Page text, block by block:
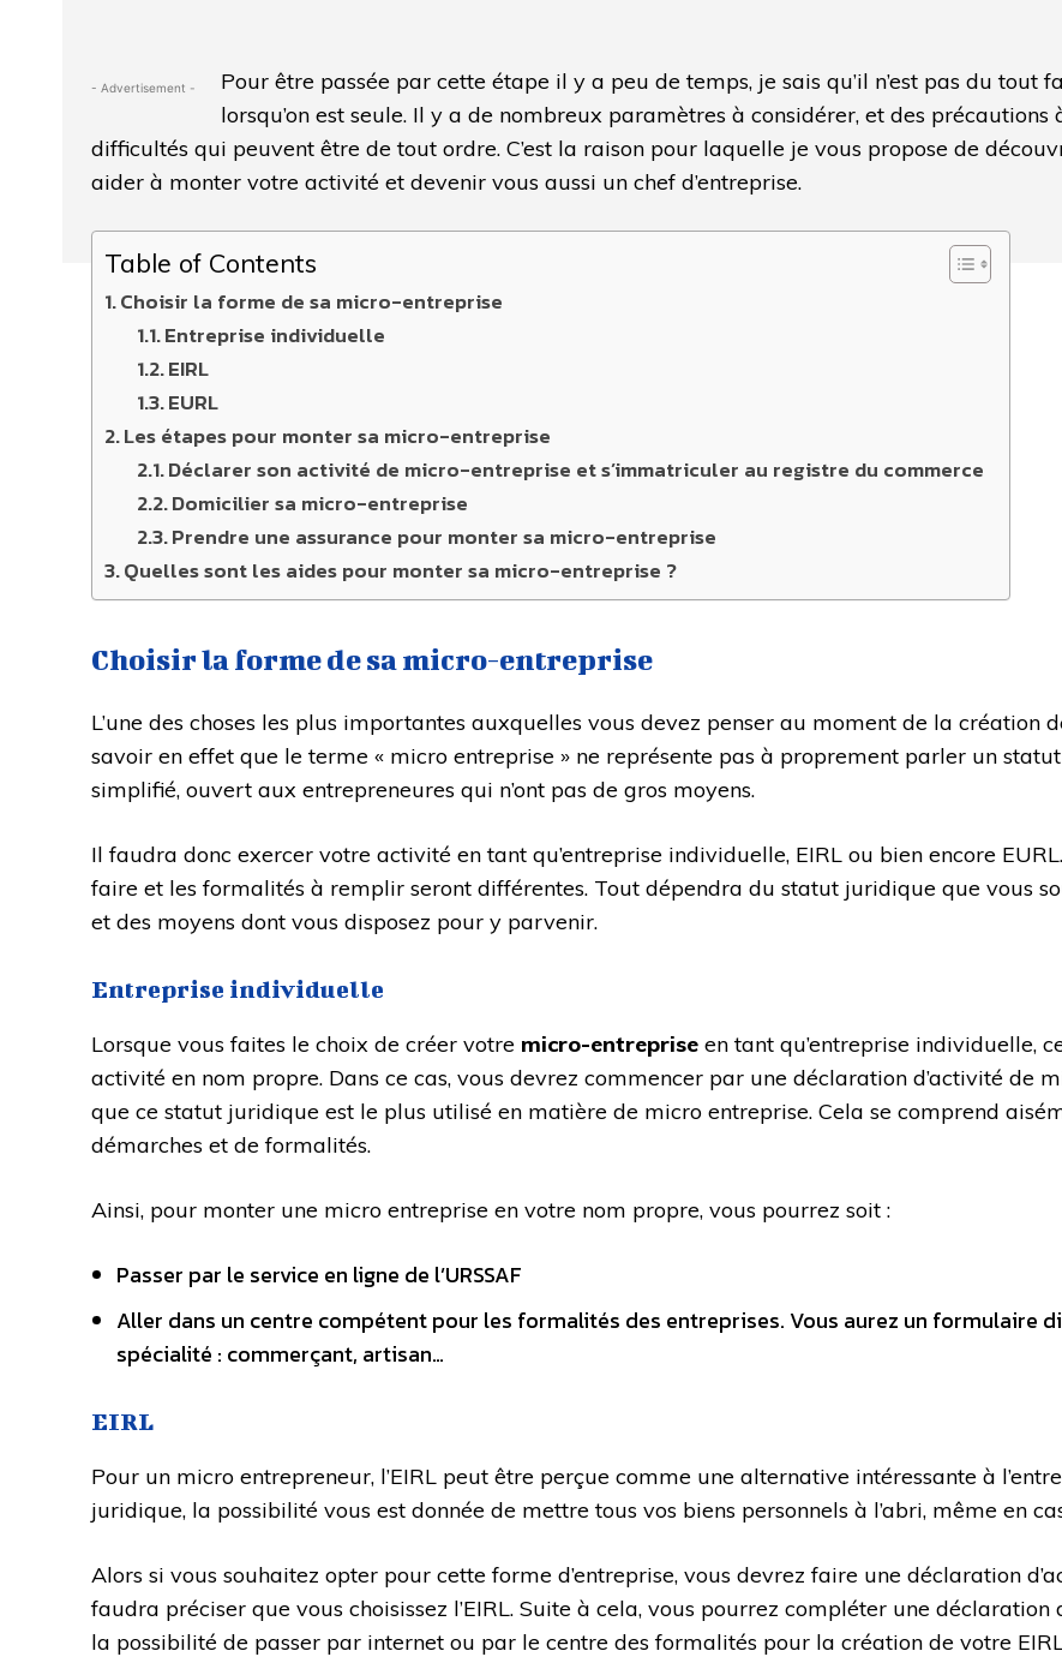
- Advertisement - Pour être passée par cette étape il y a peu de temps, je sais qu’il n’est pas du tout
lorsqu’on est seule. Il y a de nombreux paramètres à considérer, et des
difficultés qui peuvent être de tout ordre. C’est la raison pour laquelle je vous propose de
aider à monter votre activité et devenir vous aussi un chef d’entreprise.
Table of Contents
Choisir la forme de sa micro-entreprise
Entreprise individuelle
EIRL
EURL
Les étapes pour monter sa micro-entreprise
Déclarer son activité de micro-entreprise et s’immatriculer au registre du commerce
Domicilier sa micro-entreprise
Prendre une assurance pour monter sa micro-entreprise
Quelles sont les aides pour monter sa micro-entreprise ?
Choisir la forme de sa micro-entreprise
L’une des choses les plus importantes auxquelles vous devez penser au moment de la création
savoir en effet que le terme « micro entreprise » ne représente pas à proprement parler un
simplifié, ouvert aux entrepreneures qui n’ont pas de gros moyens.
Il faudra donc exercer votre activité en tant qu’entreprise individuelle, EIRL ou bien encore
faire et les formalités à remplir seront différentes. Tout dépendra du statut juridique que vous
et des moyens dont vous disposez pour y parvenir.
Entreprise individuelle
Lorsque vous faites le choix de créer votre micro-entreprise en tant qu’entreprise individuelle,
activité en nom propre. Dans ce cas, vous devrez commencer par une déclaration d’activité de
que ce statut juridique est le plus utilisé en matière de micro entreprise. Cela se comprend
démarches et de formalités.
Ainsi, pour monter une micro entreprise en votre nom propre, vous pourrez soit :
Passer par le service en ligne de l’URSSAF
Aller dans un centre compétent pour les formalités des entreprises. Vous aurez un formulaire
spécialité : commerçant, artisan…
EIRL
Pour un micro entrepreneur, l’EIRL peut être perçue comme une alternative intéressante à
juridique, la possibilité vous est donnée de mettre tous vos biens personnels à l’abri, même en
Alors si vous souhaitez opter pour cette forme d’entreprise, vous devrez faire une déclaration
faudra préciser que vous choisissez l’EIRL. Suite à cela, vous pourrez compléter une
la possibilité de passer par internet ou par le centre des formalités pour la création de votre